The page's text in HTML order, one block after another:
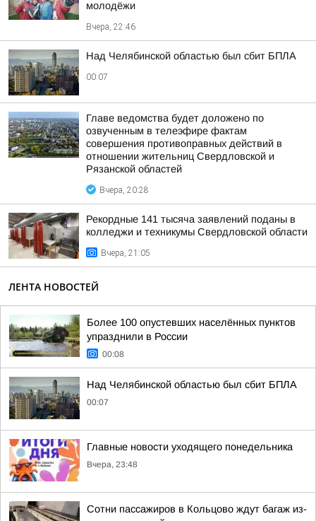
молодёжи
Вчера, 22:46
Над Челябинской областью был сбит БПЛА
00:07
Главе ведомства будет доложено по
озвученным в телеэфире фактам
совершения противоправных действий в
отношении жительниц Свердловской и
Рязанской областей
Вчера, 20:28
Рекордные 141 тысяча заявлений поданы в
колледжи и техникумы Свердловской области
Вчера, 21:05
ЛЕНТА НОВОСТЕЙ
Более 100 опустевших населённых пунктов
упразднили в России
00:08
Над Челябинской областью был сбит БПЛА
00:07
Главные новости уходящего понедельника
Вчера, 23:48
Сотни пассажиров в Кольцово ждут багаж из-